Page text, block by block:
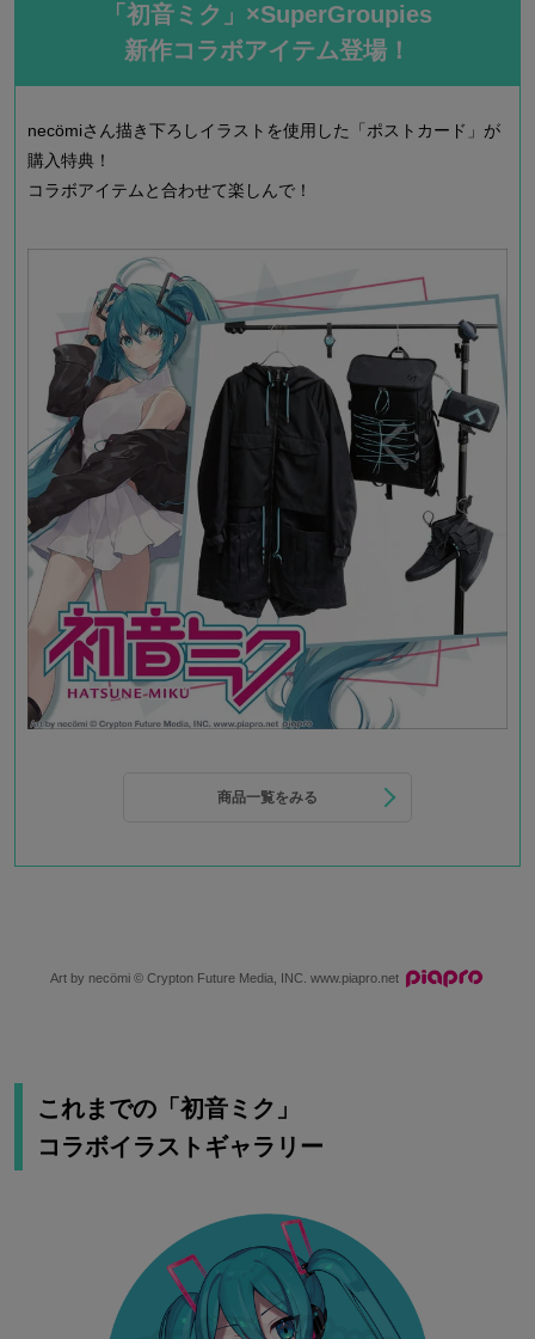
「初音ミク」×SuperGroupies
新作コラボアイテム登場！
necömiさん描き下ろしイラストを使用した「ポストカード」が
購入特典！
コラボアイテムと合わせて楽しんで！
商品一覧をみる
Art by necömi © Crypton Future Media, INC. www.piapro.net
これまでの「初音ミク」
コラボイラストギャラリー